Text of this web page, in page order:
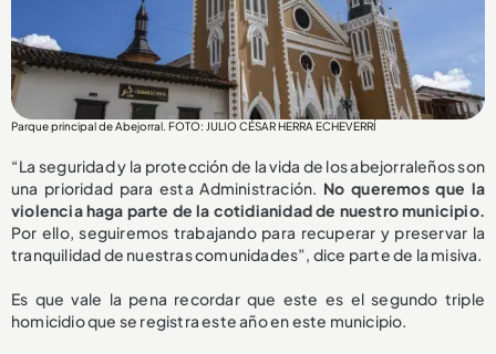
Parque principal de Abejorral. FOTO: JULIO CÉSAR HERRA ECHEVERRÍ
“La seguridad y la protección de la vida de los abejorraleños son
una prioridad para esta Administración. No queremos que la
violencia haga parte de la cotidianidad de nuestro municipio.
Por ello, seguiremos trabajando para recuperar y preservar la
tranquilidad de nuestras comunidades”, dice parte de la misiva.
Es que vale la pena recordar que este es el segundo triple
homicidio que se registra este año en este municipio.